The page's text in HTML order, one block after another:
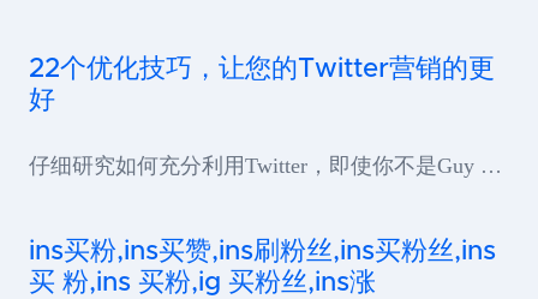
22个优化技巧，让您的Twitter营销的更
好
仔细研究如何充分利用Twitter，即使你不是Guy …
ins买粉,ins买赞,ins刷粉丝,ins买粉丝,ins
买 粉,ins 买粉,ig 买粉丝,ins涨